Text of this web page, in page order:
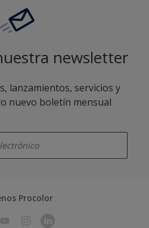
newsletter
lanzamientos, servicios y
nuevo boletín mensual
Procolor